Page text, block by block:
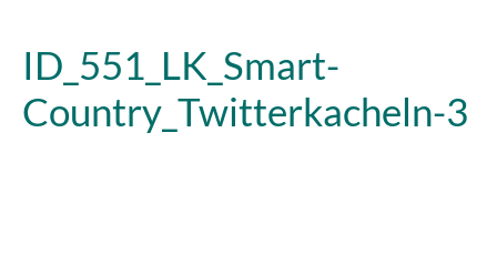
ID_551_LK_Smart-
Country_Twitterkacheln-3